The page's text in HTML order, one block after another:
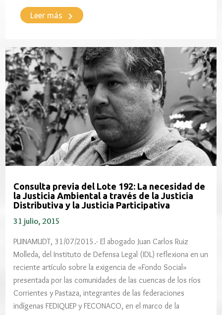
Leer más keyboard_arrow_right
Consulta previa del Lote 192: La necesidad de
la Justicia Ambiental a través de la Justicia
Distributiva y la Justicia Participativa
31 julio, 2015
PUINAMUDT, 31/07/2015.- El abogado Juan Carlos Ruiz
Molleda, del Instituto de Defensa Legal (IDL) reflexiona en un
reciente artículo sobre la exigencia de «Fondo Social»
presentada por las comunidades de las cuencas de los ríos
Corrientes y Pastaza, integrantes de las federaciones
indígenas FEDIQUEP y FECONACO, en el marco de la